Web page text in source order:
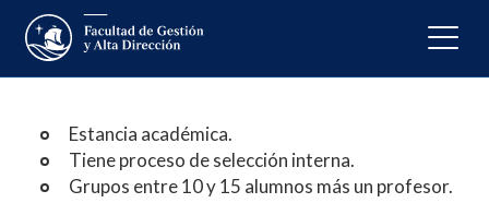
Estancia académica.
Tiene proceso de selección interna.
Grupos entre 10 y 15 alumnos más un profesor.